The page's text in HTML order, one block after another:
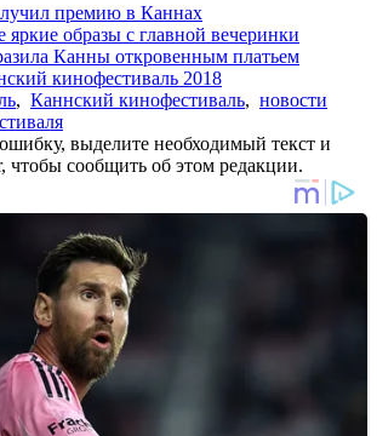
премию в Каннах
образы с главной вечеринки
Канны откровенным платьем
кинофестиваль 2018
, Каннский кинофестиваль, новости
выделите необходимый текст и
чтобы сообщить об этом редакции.